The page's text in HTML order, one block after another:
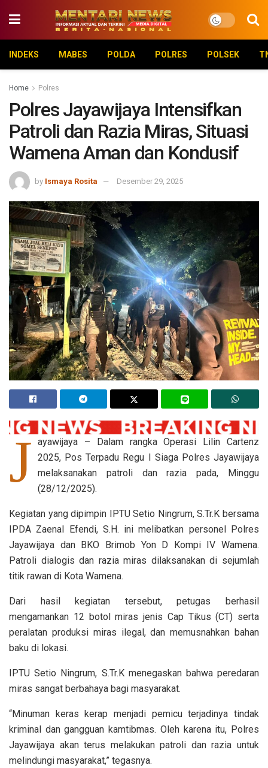
INDEKS MABES POLDA POLRES POLSEK
Home Polres
Polres Jayawijaya Intensifkan
Patroli dan Razia Miras, Situasi
Wamena Aman dan Kondusif
by Ismaya Rosita Desember 29, 2025
J ayawijaya – Dalam rangka Operasi Lilin Cartenz
2025, Pos Terpadu Regu I Siaga Polres Jayawijaya
melaksanakan patroli dan razia pada, Minggu
(28/12/2025).
Kegiatan yang dipimpin IPTU Setio Ningrum, S.Tr.K bersama
IPDA Zaenal Efendi, S.H. ini melibatkan personel Polres
Jayawijaya dan BKO Brimob Yon D Kompi IV Wamena.
Patroli dialogis dan razia miras dilaksanakan di sejumlah
titik rawan di Kota Wamena.
Dari hasil kegiatan tersebut, petugas berhasil
mengamankan 12 botol miras jenis Cap Tikus (CT) serta
peralatan produksi miras ilegal, dan memusnahkan bahan
baku di lokasi.
IPTU Setio Ningrum, S.Tr.K menegaskan bahwa peredaran
miras sangat berbahaya bagi masyarakat.
“Minuman keras kerap menjadi pemicu terjadinya tindak
kriminal dan gangguan kamtibmas. Oleh karena itu, Polres
Jayawijaya akan terus melakukan patroli dan razia untuk
melindungi masyarakat,” tegasnya.